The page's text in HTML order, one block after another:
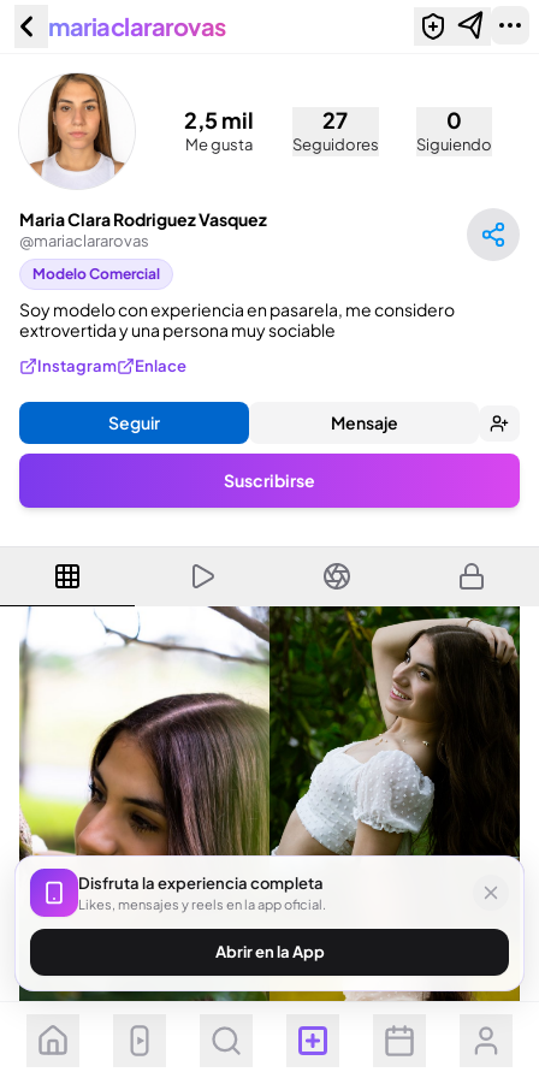
Maria Clara Rodriguez Vasquez
mariaclararovas
2,5 mil
Me gusta
27
Seguidores
0
Siguiendo
Maria Clara Rodriguez Vasquez
@mariaclararovas
Modelo Comercial
Soy modelo con experiencia en pasarela, me considero
extrovertida y una persona muy sociable
Instagram Enlace
Seguir Mensaje
Suscribirse
Seguir Suscribirse
Disfruta la experiencia completa
Likes, mensajes y reels en la app oficial.
Abrir en la App